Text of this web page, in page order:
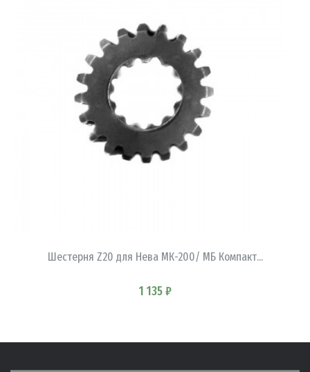
Шестерня Z20 для Нева МК-200/ МБ Компакт...
1 135 ₽